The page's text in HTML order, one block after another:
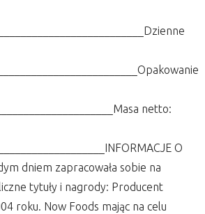
netto:
O
dniem zapracowała sobie na
tytuły i nagrody: Producent
roku. Now Foods mając na celu